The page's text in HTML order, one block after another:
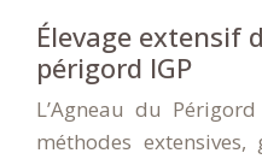
Élevage extensif
périgord IGP
L’Agneau du
méthodes